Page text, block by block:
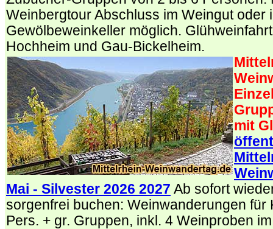
Weinbergtour Abschluss im Weingut oder
Gewölbeweinkeller möglich.
Hochheim und Gau-Bickelheim.
mit
Mai - Silvester 2026 2027 Ab sofort
sorgenfrei buchen: Weinwanderungen für
Pers. + gr. Gruppen, inkl. 4 Weinproben